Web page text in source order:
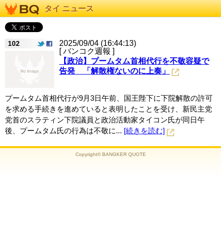
タイ ニュース
102
2025/09/04 (16:44:13)
[ バンコク週報 ]
【政治】プームタム首相代行を不敬容疑で
告発 「解散権ないのに上奏」
プームタム首相代行が9月3日午前、国王陛下に下院解散の許可
を求める手続きを進めていると表明したことを受け、新民主党
党首のスラティン下院議員と政治活動家タイコン氏が同日午
後、プームタム氏の行為は不敬に... [続きを読む]
Copyright© BANGKER QUOTE